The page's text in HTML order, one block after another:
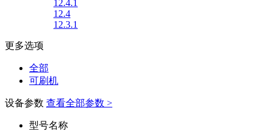
12.4.1
12.4
12.3.1
更多选项
全部
可刷机
设备参数 查看全部参数 >
型号名称